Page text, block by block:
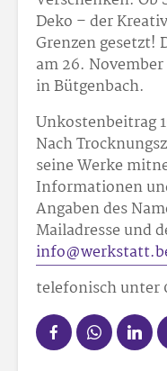
Deko – der
Grenzen gesetzt!
am 26.
in Bütgenbach.
Unkostenbeitrag
Nach
seine Werke
Informationen
Angaben des
Mailadresse und
telefonisch unter